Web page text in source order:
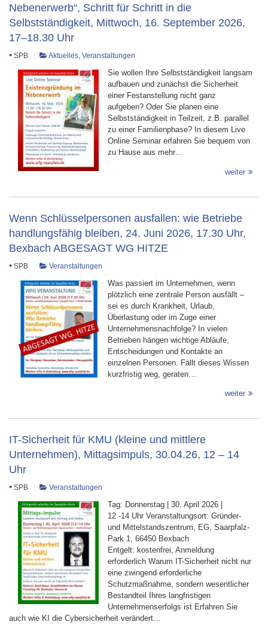
Nebenerwerb“, Schritt für Schritt in die
Selbstständigkeit, Mittwoch, 16. September 2026,
17–18.30 Uhr
• SPB Aktuelles, Veranstaltungen
Sie wollen Ihre Selbstständigkeit langsam
aufbauen und zunächst die Sicherheit
einer Festanstellung nicht ganz
aufgeben? Oder Sie planen eine
Selbstständigkeit in Teilzeit, z.B. parallel
zu einer Familienphase? In diesem Live
Online Seminar erfahren Sie bequem von
zu Hause aus mehr…
weiter
Wenn Schlüsselpersonen ausfallen: wie Betriebe
handlungsfähig bleiben, 24. Juni 2026, 17.30 Uhr,
Bexbach ABGESAGT WG HITZE
• SPB Veranstaltungen
Was passiert im Unternehmen, wenn
plötzlich eine zentrale Person ausfällt –
sei es durch Krankheit, Urlaub,
Überlastung oder im Zuge einer
Unternehmensnachfolge? In vielen
Betrieben hängen wichtige Abläufe,
Entscheidungen und Kontakte an
einzelnen Personen. Fällt dieses Wissen
kurzfristig weg, geraten…
weiter
IT-Sicherheit für KMU (kleine und mittlere
Unternehmen), Mittagsimpuls, 30.04.26, 12 – 14
Uhr
• SPB Veranstaltungen
Tag: Donnerstag | 30. April 2026 |
12 -14 Uhr Veranstaltungsort: Gründer-
und Mittelstandszentrum, EG, Saarpfalz-
Park 1, 66450 Bexbach
Entgelt: kostenfrei, Anmeldung
erforderlich Warum IT-Sicherheit nicht nur
eine zwingend erforderliche
Schutzmaßnahme, sondern wesentlicher
Bestandteil Ihres langfristigen
Unternehmenserfolgs ist Erfahren Sie
auch wie KI die Cybersicherheit verändert…